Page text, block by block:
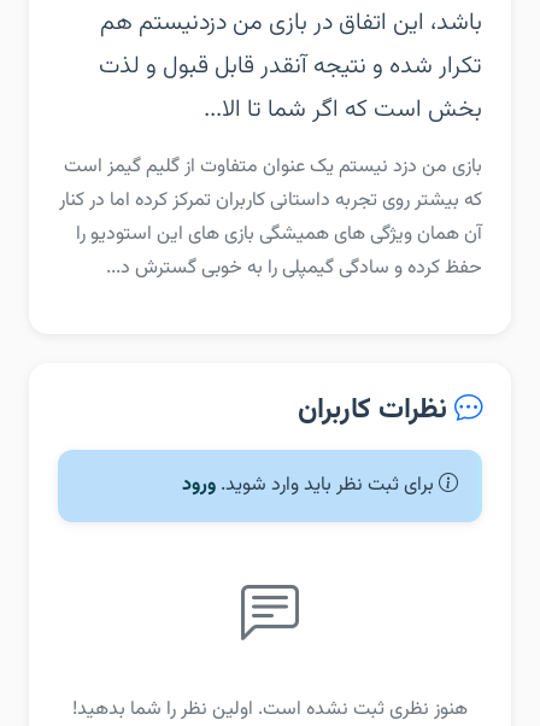
باشد، این اتفاق در بازی من دزدنیستم هم
تکرار شده و نتیجه آنقدر قابل قبول و لذت
بخش است که اگر شما تا الا...
بازی من دزد نیستم یک عنوان متفاوت از گلیم گیمز است
که بیشتر روی تجربه داستانی کاربران تمرکز کرده اما در کنار
آن همان ویژگی های همیشگی بازی های این استودیو را
حفظ کرده و سادگی گیمپلی را به خوبی گسترش د...
نظرات کاربران
برای ثبت نظر باید وارد شوید. ورود
هنوز نظری ثبت نشده است. اولین نظر را شما بدهید!